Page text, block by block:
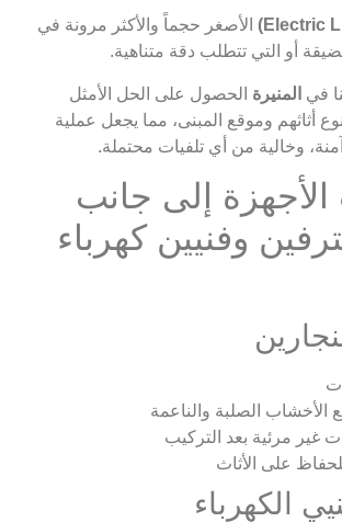
الأصغر حجماً والأكثر مرونة في
أو التي تتطلب دقة متناهية.
في المنيرة الحصول على الحل الأمثل
أثاثهم وموقع المبنى، مما يجعل عملية
وخالية من أي تلفيات محتملة.
إلى جانب
وفنيين كهرباء
الأخشاب الصلبة والناعمة
غير مرئية بعد التركيب
على الأثاث
الكهرباء